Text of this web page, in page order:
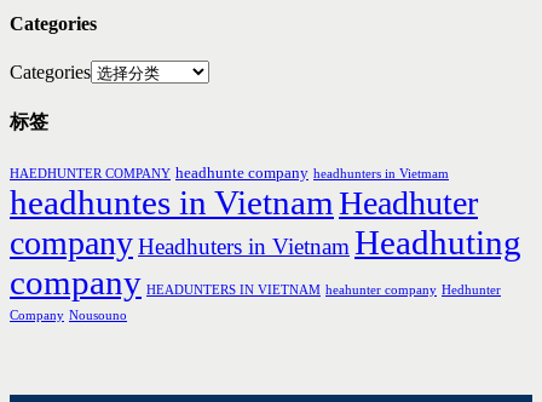
Categories
Categories
标签
HAEDHUNTER COMPANY headhunte company headhunters in Vietmam
headhuntes in VietnamHeadhuter
companyHeadhuters in Vietnam Headhuting
company HEADUNTERS IN VIETNAM heahunter company Hedhunter
Company Nousouno